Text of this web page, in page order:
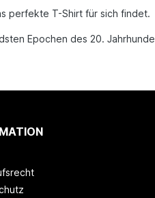
perfekte T-Shirt für sich findet.
Epochen des 20.